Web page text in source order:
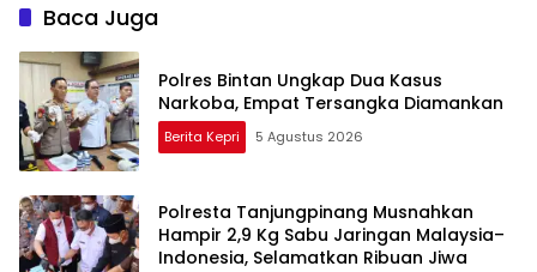
Baca Juga
Polres Bintan Ungkap Dua Kasus
Narkoba, Empat Tersangka Diamankan
Berita Kepri 5 Agustus 2026
Polresta Tanjungpinang Musnahkan
Hampir 2,9 Kg Sabu Jaringan Malaysia–
Indonesia, Selamatkan Ribuan Jiwa